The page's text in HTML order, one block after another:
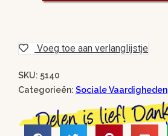
Voeg toe aan verlanglijstje
SKU: 5140
Categorieën: Sociale Vaardigheden